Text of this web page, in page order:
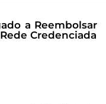
a Reembolsar
Credenciada